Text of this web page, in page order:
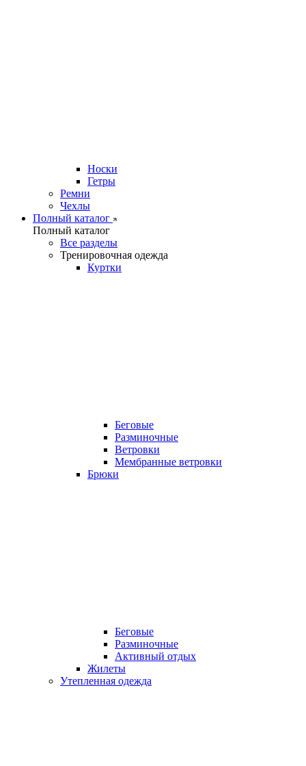
Носки
Гетры
Ремни
Чехлы
Полный каталог
Полный каталог
Все разделы
Тренировочная одежда
Куртки
Беговые
Разминочные
Ветровки
Мембранные ветровки
Брюки
Беговые
Разминочные
Активный отдых
Жилеты
Утепленная одежда